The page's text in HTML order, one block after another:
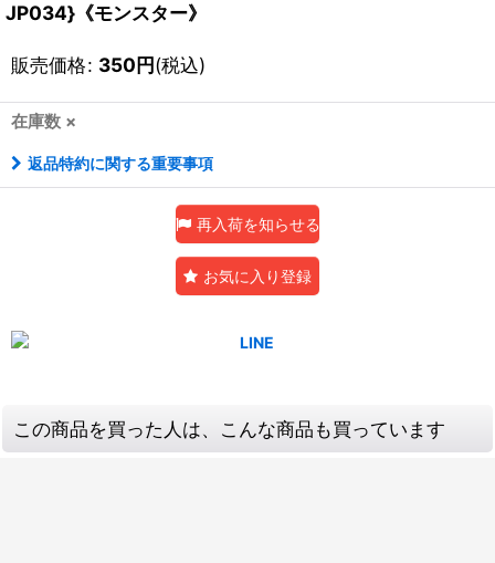
JP034}《モンスター》
販売価格: 350円(税込)
在庫数 ×
返品特約に関する重要事項
再入荷を知らせる
お気に入り登録
この商品を買った人は、こんな商品も買っています